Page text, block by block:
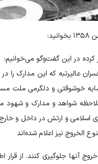
کرده در این گفت‌و‌گو
عالیرتبه که این مدارک را
خوشوقتی و دلگرمی ملت
شواهد و مدارک و شهود
اسلامی و ارتش در داخل و
الخروج نیز اعلام شده‌اند
جلوگیری کنند. از قرار